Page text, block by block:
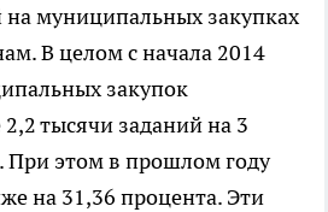
муниципальных закупках
В целом с начала 2014
закупок
тысячи заданий на 3
При этом в прошлом году
на 31,36 процента. Эти